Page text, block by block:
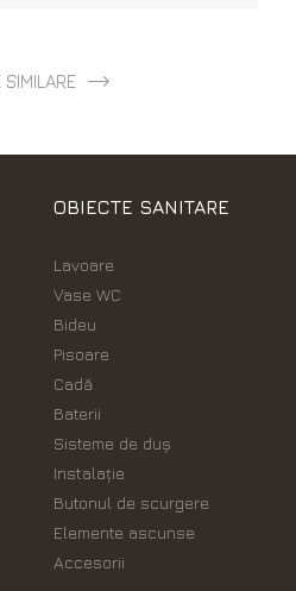
SIMILARE
OBIECTE SANITARE
Lavoare
Vase WC
Bideu
Pisoare
Cadă
Baterii
Sisteme de duș
Instalație
Butonul de scurgere
Elemente ascunse
Accesorii